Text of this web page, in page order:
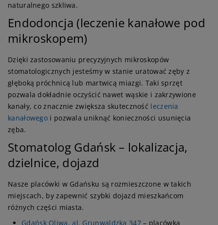
naturalnego szkliwa.
Endodoncja (leczenie kanałowe pod
mikroskopem)
Dzięki zastosowaniu precyzyjnych mikroskopów
stomatologicznych jesteśmy w stanie uratować zęby z
głęboką próchnicą lub martwicą miazgi. Taki sprzęt
pozwala dokładnie oczyścić nawet wąskie i zakrzywione
kanały, co znacznie zwiększa skuteczność leczenia
kanałowego i pozwala uniknąć konieczności usunięcia
zęba.
Stomatolog Gdańsk – lokalizacja,
dzielnice, dojazd
Nasze placówki w Gdańsku są rozmieszczone w takich
miejscach, by zapewnić szybki dojazd mieszkańcom
różnych części miasta.
Gdańsk Oliwa, al. Grunwaldzka 347– placówka